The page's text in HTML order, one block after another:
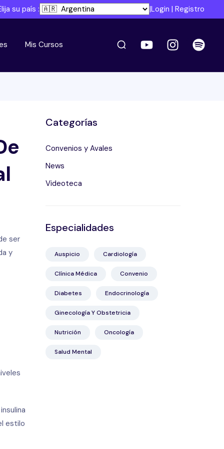
su país : |Login | Registro
Mis Cursos
ser
y
estilo
Categorías
Convenios y Avales
News
Videoteca
Especialidades
Auspicio Cardiología
Clínica Médica Convenio
Diabetes Endocrinología
Ginecología Y Obstetricia
Nutrición Oncología
Salud Mental